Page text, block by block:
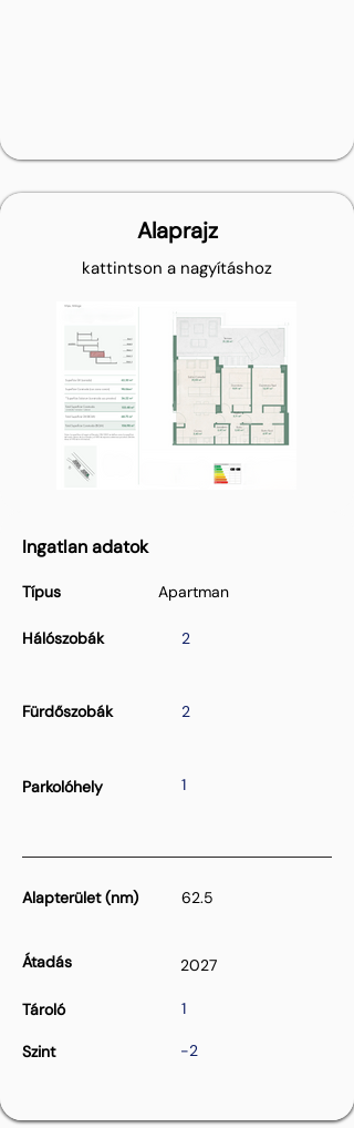
Alaprajz
kattintson a nagyításhoz
Ingatlan adatok
Típus
Hálószobák
Apartman
2
Fürdőszobák 2
Parkolóhely 1
Alapterület (nm) 62.5
Átadás 2027
Tároló 1
Szint -2